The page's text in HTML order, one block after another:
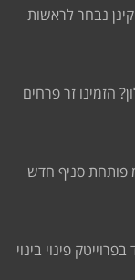
30 שנה, שי קינן נבחר לראשות
הזמינו זר פרחים
פותחת סניף חדש
נדל"ן תבנה 270 יח"ד בפרוייטק פינוי בינוי